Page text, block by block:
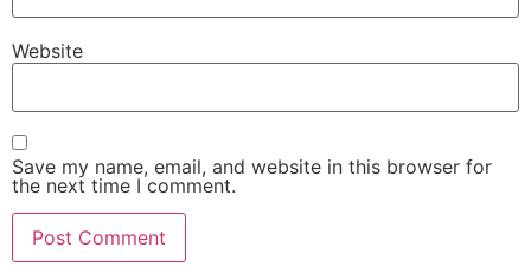
Website
Save my name, email, and website in this browser for
the next time I comment.